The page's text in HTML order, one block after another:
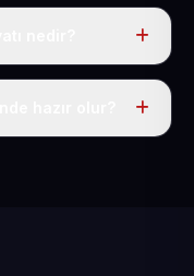
Bu bedele alan